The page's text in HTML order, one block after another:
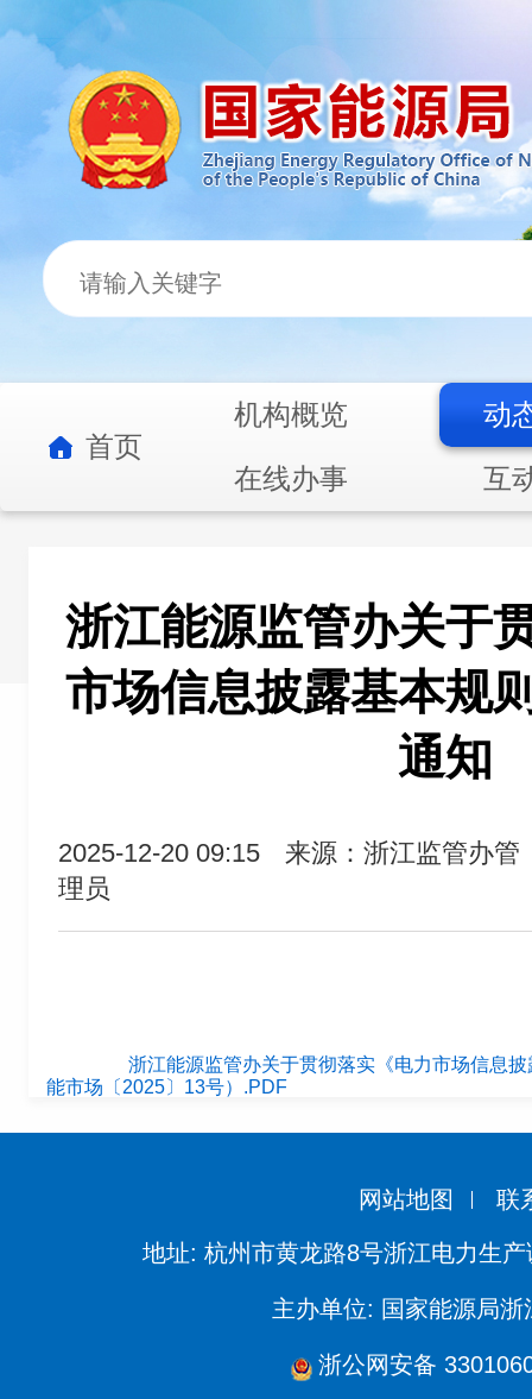
首页
机构概览
动
在线办事
互
浙江能源监管办关于
市场信息披露基本规
通知
2025-12-20 09:15
来源：浙江监管办管
理员
浙江能源监管办关于贯彻落实《电力市场信息
能市场〔2025〕13号）.PDF
网站地图 联
地址: 杭州市黄龙路8号浙江电力生
主办单位: 国家能源局浙
浙公网安备